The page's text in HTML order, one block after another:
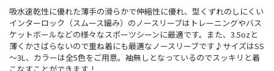
吸水速乾性に優れた薄手の滑らかで伸縮性に優れ、型くずれのしにくい
インターロック（スムース編み）のノースリーブはトレーニングやバス
ケットボールなどの様々なスポーツシーンに最適です。また、3.5ozと
薄くかさばらないので重ね着にも最適なノースリーブです♪サイズはSS
～3L、カラーは全5色をご用意。袖無しとなっているのでスッキリと着